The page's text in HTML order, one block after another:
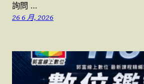
詢問 …
26 6 月, 2026